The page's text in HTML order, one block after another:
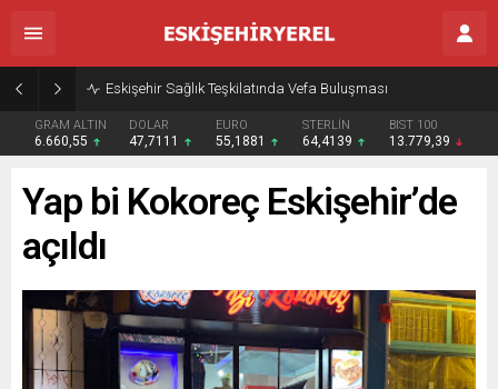
Eskişehir Sağlık Teşkilatında Vefa Buluşması
GRAM ALTIN
6.660,55
DOLAR
47,7111
EURO
55,1881
STERLİN
64,4139
BIST 100
13.779,39
Yap bi Kokoreç Eskişehir’de
açıldı